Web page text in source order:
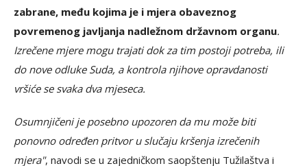
zabrane, među kojima je i mjera obaveznog
povremenog javljanja nadležnom državnom organu.
Izrečene mjere mogu trajati dok za tim postoji potreba, ili
do nove odluke Suda, a kontrola njihove opravdanosti
vršiće se svaka dva mjeseca.
Osumnjičeni je posebno upozoren da mu može biti
ponovno određen pritvor u slučaju kršenja izrečenih
mjera", navodi se u zajedničkom saopštenju Tužilaštva i